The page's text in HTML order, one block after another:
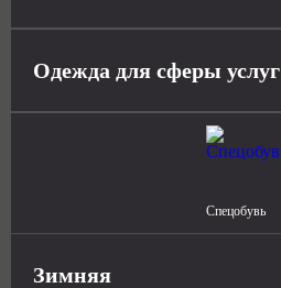
Одежда для сферы услуг
Спецобувь
Зимняя